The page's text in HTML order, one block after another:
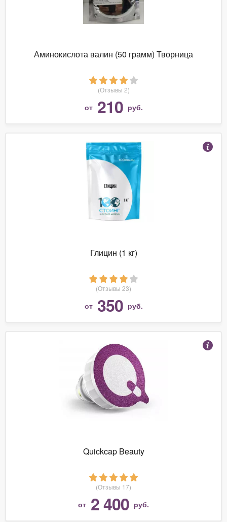
Аминокислота валин (50 грамм) Творница
(Отзывы 2)
от 210 руб.
Глицин (1 кг)
(Отзывы 23)
от 350 руб.
Quickcap Beauty
(Отзывы 17)
от 2 400 руб.